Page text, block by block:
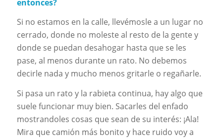
entonces?
Si no estamos en la calle, llevémosle a un lugar no
cerrado, donde no moleste al resto de la gente y
donde se puedan desahogar hasta que se les
pase, al menos durante un rato. No debemos
decirle nada y mucho menos gritarle o regañarle.
Si pasa un rato y la rabieta continua, hay algo que
suele funcionar muy bien. Sacarles del enfado
mostrandoles cosas que sean de su interés: ¡Ala!
Mira que camión más bonito y hace ruido voy a